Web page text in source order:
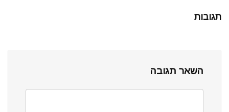
ce
b
k
תגובות
השאר תגובה